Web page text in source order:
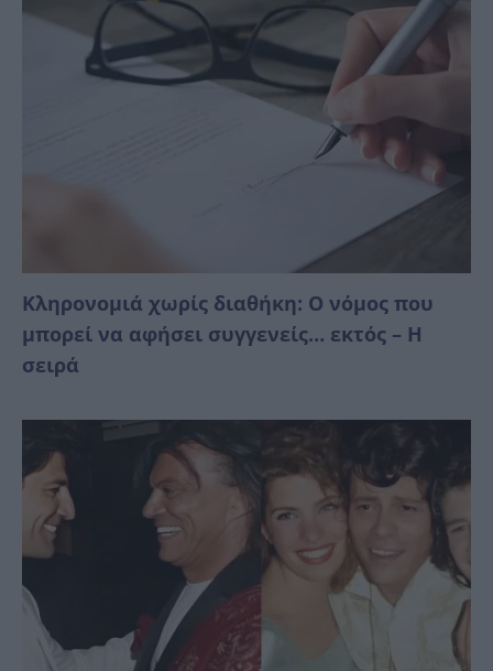
Κληρονομιά χωρίς διαθήκη: Ο νόμος που
μπορεί να αφήσει συγγενείς… εκτός – Η
σειρά